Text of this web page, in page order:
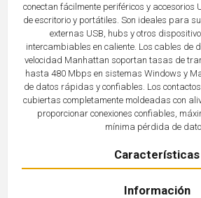
conectan fácilmente periféricos y accesorios
de escritorio y portátiles. Son ideales para
externas USB, hubs y otros
intercambiables en caliente. Los cables de
velocidad Manhattan soportan tasas de
hasta 480 Mbps en sistemas Windows y
de datos rápidas y confiables. Los
cubiertas completamente moldeadas con
proporcionar conexiones confiables,
mínima pérdida de
Características
Información